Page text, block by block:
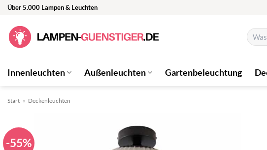
Zum
springen
Über 5.000 Lampen & Leuchten
Suchen
nach:
Innenleuchten Außenleuchten Gartenbeleuchtung
Start » Deckenleuchten
-55%